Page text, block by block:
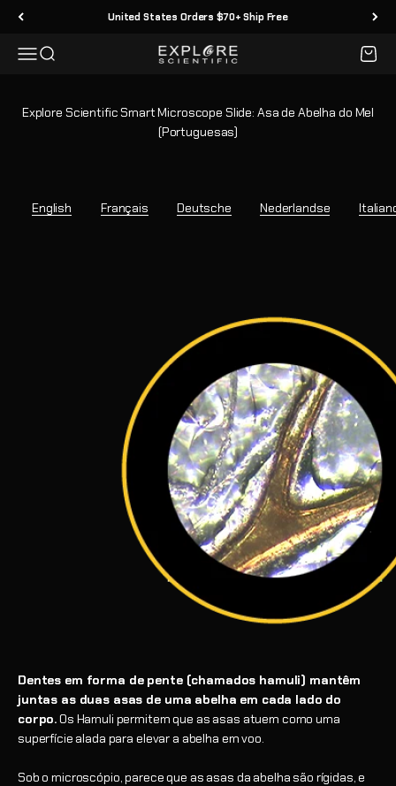
Skip to content United States Orders $70+ Ship Free
MenuSearch Explore Scientific Cart
Explore Scientific Smart Microscope Slide: Asa de Abelha do Mel
(Portuguesas)
English Français Deutsche Nederlandse
Dentes em forma de pente (chamados hamuli) mantêm
juntas as duas asas de uma abelha em cada lado do
corpo.Os Hamuli permitem que as asas atuem como uma
superfície alada para elevar a abelha em voo.
Sob o microscópio, parece que as asas da abelha são rígidas, e